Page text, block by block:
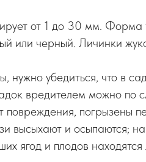
от 1 до 30 мм. Форма
или черный. Личинки
убедиться, что в
вредителем можно по
повреждения, погрызены
высыхают и осыпаются;
ягод и плодов находятся